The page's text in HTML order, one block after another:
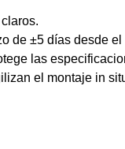
de ±5 días desde el
las
el montaje in